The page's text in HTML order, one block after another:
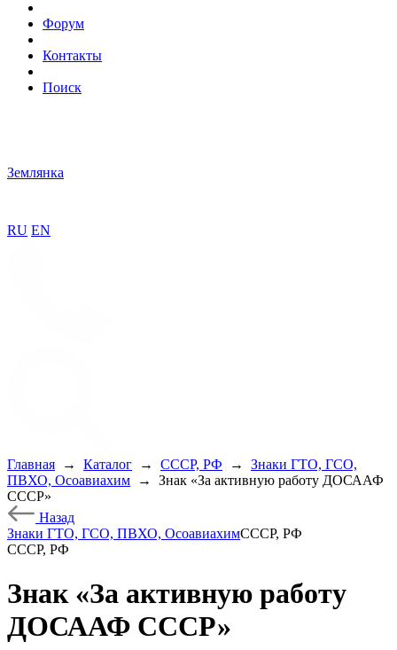
Форум
Контакты
Поиск
Землянка
RU EN
Главная → Каталог → СССР, РФ →
Знаки ГТО, ГСО,
ПВХО, Осоавиахим
→
Знак «За активную работу ДОСААФ
СССР»
Назад
Знаки ГТО, ГСО, ПВХО, ОсоавиахимСССР, РФ
СССР, РФ
Знак «За активную работу
ДОСААФ СССР»